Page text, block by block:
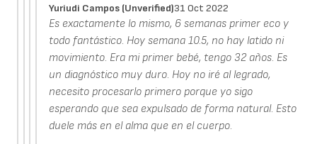
Yuriudi Campos (unverified)31 Oct 2022
Es exactamente lo mismo, 6 semanas primer eco y
todo fantástico. Hoy semana 10.5, no hay latido ni
movimiento. Era mi primer bebé, tengo 32 años. Es
un diagnóstico muy duro. Hoy no iré al legrado,
necesito procesarlo primero porque yo sigo
esperando que sea expulsado de forma natural. Esto
duele más en el alma que en el cuerpo.